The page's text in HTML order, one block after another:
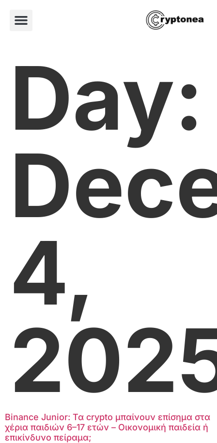
Day:
4,
Binance Junior: Τα crypto μπαίνουν επίσημα στα
χέρια παιδιών 6–17 ετών – Οικονομική παιδεία ή
επικίνδυνο πείραμα;